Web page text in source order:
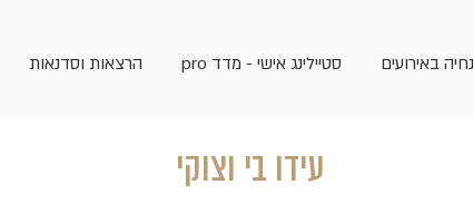
באירועים סטיילינג אישי - מדד pro הרצאות וסדנאות
עידו בי וצוקי